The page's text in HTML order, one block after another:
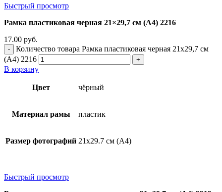
Быстрый просмотр
Рамка пластиковая черная 21×29,7 см (А4) 2216
17.00 руб.
Количество товара Рамка пластиковая черная 21x29,7 см
(А4) 2216
В корзину
Цвет чёрный
Материал рамы пластик
Размер фотографий 21х29.7 см (А4)
Быстрый просмотр